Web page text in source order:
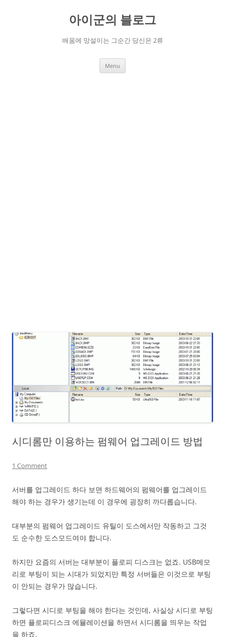
아이군의 블로그
배움에 망설이는 그순간 당신은 2류
Menu
시디롬만 이용하는 펌웨어 업그레이드 방법
1 Comment
서버를 업그레이드 하다 보면 하드웨어의 펌웨어를 업그레이드
해야 하는 경우가 생기는데 이 경우에 굉장히 까다롭습니다.
대부분의 펌웨어 업그레이드 유틸이 도스에서만 작동하고 그것
도 순수한 도스모드여야 합니다.
하지만 요즘의 서버는 대부분이 플로피 디스크는 없죠. USB메모
리로 부팅이 되는 시대가 되었지만 특정 서버들은 이것으로 부팅
이 안되는 경우가 많습니다.
그렇다면 시디로 부팅을 해야 한다는 것인데, 사실상 시디로 부팅
하면 플로피디스크 에뮬레이션을 하면서 시디롬을 띄우는 작업
을 하죠.